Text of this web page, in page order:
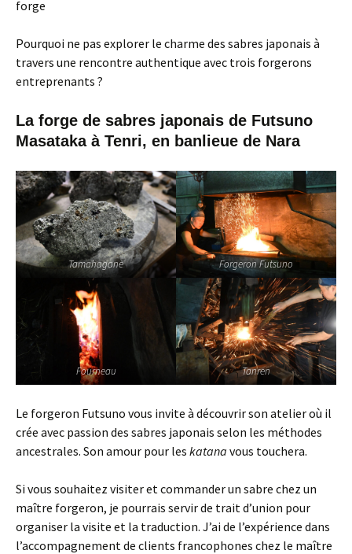
forge
Pourquoi ne pas explorer le charme des sabres japonais à
travers une rencontre authentique avec trois forgerons
entreprenants ?
La forge de sabres japonais de Futsuno
Masataka à Tenri, en banlieue de Nara
Tamahagane Forgeron Futsuno
Fourneau Tanren
Le forgeron Futsuno vous invite à découvrir son atelier où il
crée avec passion des sabres japonais selon les méthodes
ancestrales. Son amour pour les katana vous touchera.
Si vous souhaitez visiter et commander un sabre chez un
maître forgeron, je pourrais servir de trait d’union pour
organiser la visite et la traduction. J’ai de l’expérience dans
l’accompagnement de clients francophones chez le maître